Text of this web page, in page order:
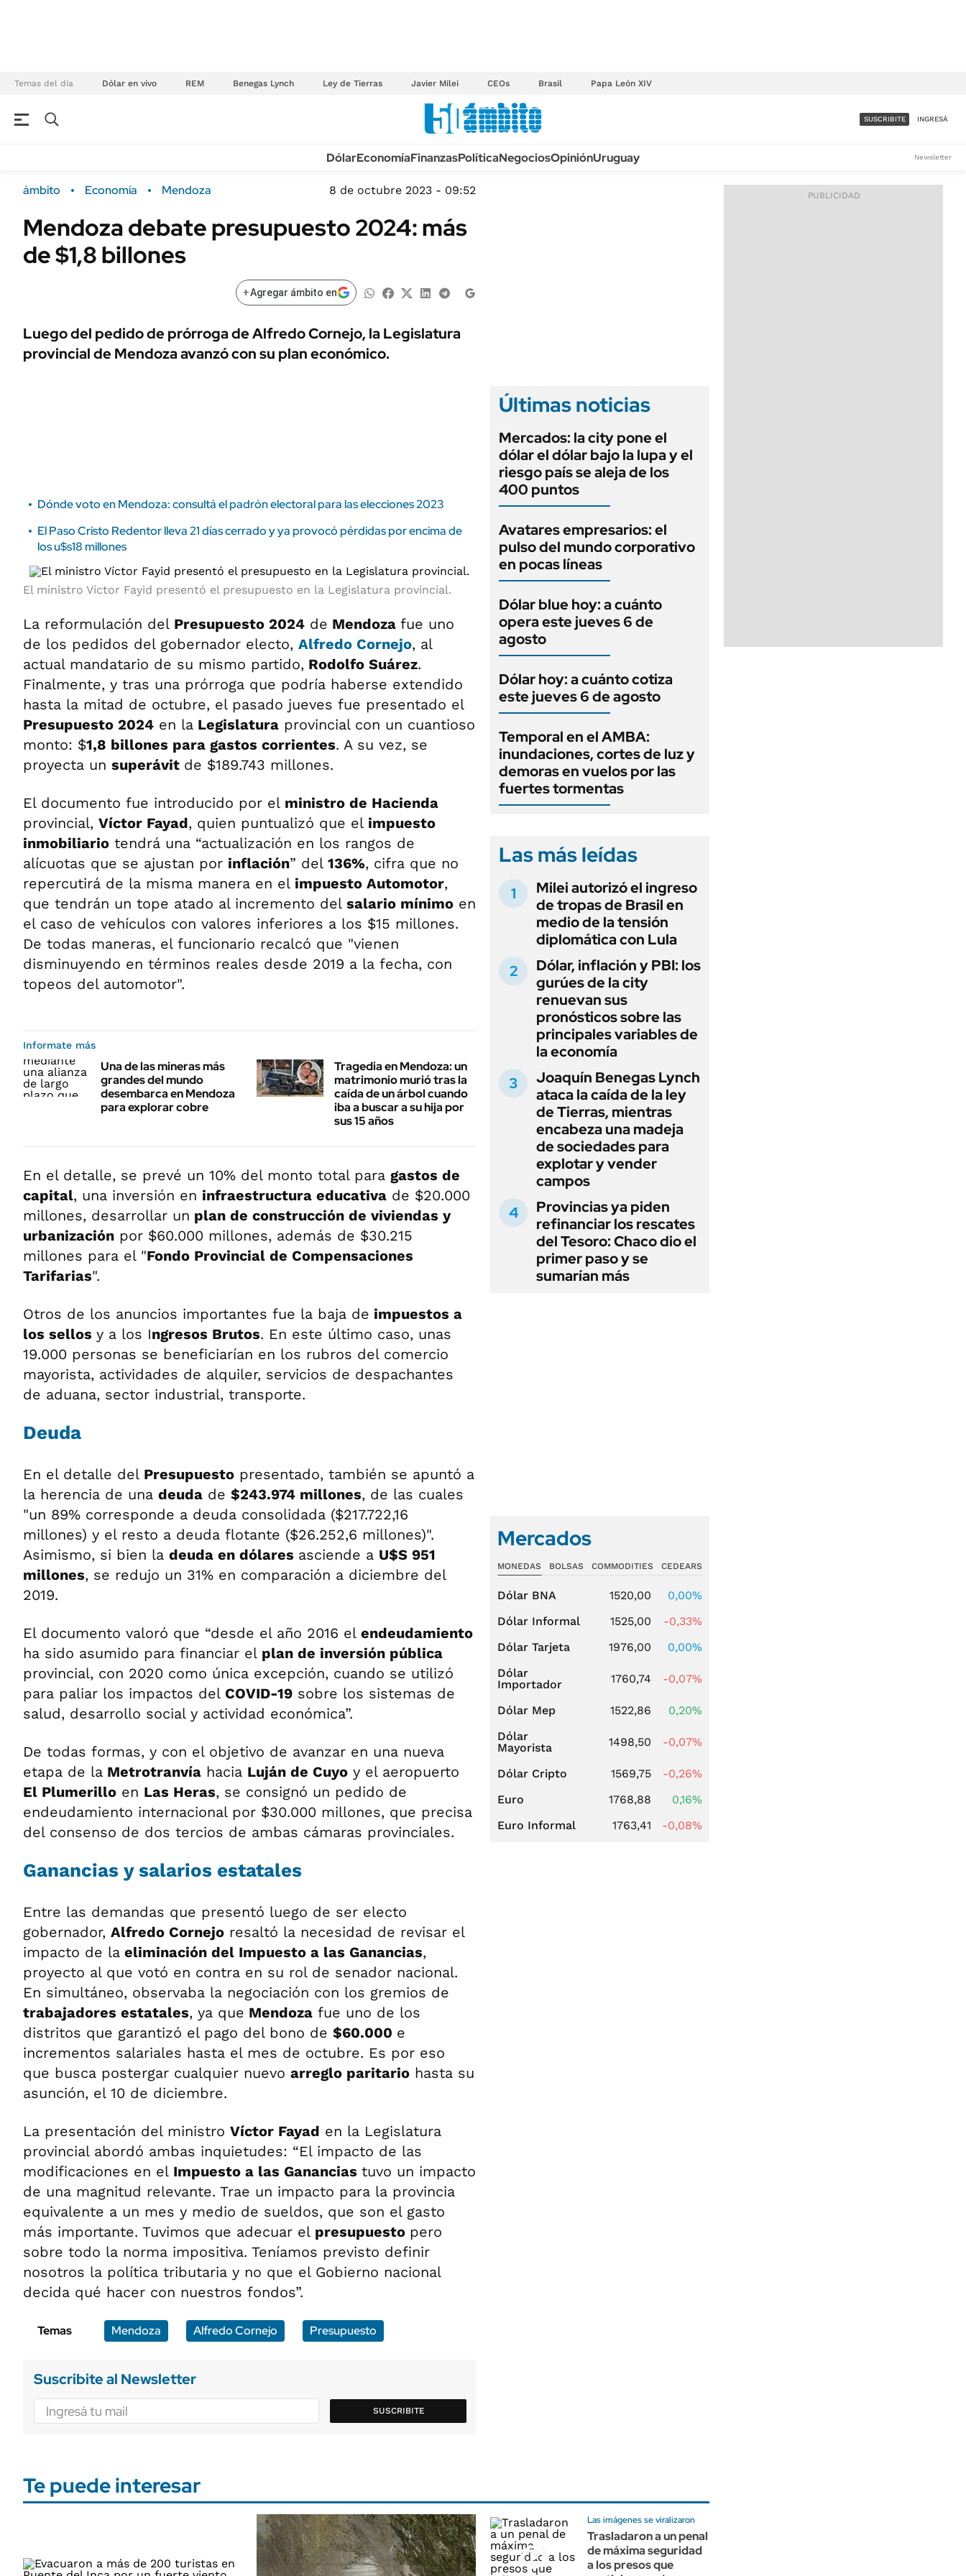
Temas del día Dólar en vivo REM Benegas Lynch Ley de Tierras Javier Milei CEOs Brasil Papa León XIV
Campo
FINANZAS
ÁMBITO DEBATE
MEDIAKIT AMBITO DEBATE
Sustentabilidad
POLÍTICA
Municipios
TECNOLOGÍA
MÉXICO
MUNDO
LIFESTYLE
AUTOS
ACCESO FULL - $1.800/MES
SUSCRIBITE INGRESÁ
DólarEconomíaFinanzasPolíticaNegociosOpiniónUruguay Newsletter
ámbito Economía Mendoza 8 de octubre 2023 - 09:52
Mendoza debate presupuesto 2024: más
de $1,8 billones
+Agregar ámbito en
Luego del pedido de prórroga de Alfredo Cornejo, la Legislatura
provincial de Mendoza avanzó con su plan económico.
Dónde voto en Mendoza: consultá el padrón electoral para las elecciones 2023
El Paso Cristo Redentor lleva 21 días cerrado y ya provocó pérdidas por encima de
los u$s18 millones
El ministro Víctor Fayid presentó el presupuesto en la Legislatura provincial.
La reformulación del Presupuesto 2024 de Mendoza fue uno
de los pedidos del gobernador electo, Alfredo Cornejo, al
actual mandatario de su mismo partido, Rodolfo Suárez.
Finalmente, y tras una prórroga que podría haberse extendido
hasta la mitad de octubre, el pasado jueves fue presentado el
Presupuesto 2024 en la Legislatura provincial con un cuantioso
monto: $1,8 billones para gastos corrientes. A su vez, se
proyecta un superávit de $189.743 millones.
El documento fue introducido por el ministro de Hacienda
provincial, Víctor Fayad, quien puntualizó que el impuesto
inmobiliario tendrá una “actualización en los rangos de
alícuotas que se ajustan por inflación” del 136%, cifra que no
repercutirá de la misma manera en el impuesto Automotor,
que tendrán un tope atado al incremento del salario mínimo en
el caso de vehículos con valores inferiores a los $15 millones.
De todas maneras, el funcionario recalcó que "vienen
disminuyendo en términos reales desde 2019 a la fecha, con
topeos del automotor".
Informate más
Una de las mineras más
grandes del mundo
desembarca en Mendoza
para explorar cobre
Tragedia en Mendoza: un
matrimonio murió tras la
caída de un árbol cuando
iba a buscar a su hija por
sus 15 años
En el detalle, se prevé un 10% del monto total para gastos de
capital, una inversión en infraestructura educativa de $20.000
millones, desarrollar un plan de construcción de viviendas y
urbanización por $60.000 millones, además de $30.215
millones para el "Fondo Provincial de Compensaciones
Tarifarias".
Otros de los anuncios importantes fue la baja de impuestos a
los sellos y a los Ingresos Brutos. En este último caso, unas
19.000 personas se beneficiarían en los rubros del comercio
mayorista, actividades de alquiler, servicios de despachantes
de aduana, sector industrial, transporte.
Deuda
En el detalle del Presupuesto presentado, también se apuntó a
la herencia de una deuda de $243.974 millones, de las cuales
"un 89% corresponde a deuda consolidada ($217.722,16
millones) y el resto a deuda flotante ($26.252,6 millones)".
Asimismo, si bien la deuda en dólares asciende a U$S 951
millones, se redujo un 31% en comparación a diciembre del
2019.
El documento valoró que “desde el año 2016 el endeudamiento
ha sido asumido para financiar el plan de inversión pública
provincial, con 2020 como única excepción, cuando se utilizó
para paliar los impactos del COVID-19 sobre los sistemas de
salud, desarrollo social y actividad económica”.
De todas formas, y con el objetivo de avanzar en una nueva
etapa de la Metrotranvía hacia Luján de Cuyo y el aeropuerto
El Plumerillo en Las Heras, se consignó un pedido de
endeudamiento internacional por $30.000 millones, que precisa
del consenso de dos tercios de ambas cámaras provinciales.
Ganancias y salarios estatales
Entre las demandas que presentó luego de ser electo
gobernador, Alfredo Cornejo resaltó la necesidad de revisar el
impacto de la eliminación del Impuesto a las Ganancias,
proyecto al que votó en contra en su rol de senador nacional.
En simultáneo, observaba la negociación con los gremios de
trabajadores estatales, ya que Mendoza fue uno de los
distritos que garantizó el pago del bono de $60.000 e
incrementos salariales hasta el mes de octubre. Es por eso
que busca postergar cualquier nuevo arreglo paritario hasta su
asunción, el 10 de diciembre.
La presentación del ministro Víctor Fayad en la Legislatura
provincial abordó ambas inquietudes: “El impacto de las
modificaciones en el Impuesto a las Ganancias tuvo un impacto
de una magnitud relevante. Trae un impacto para la provincia
equivalente a un mes y medio de sueldos, que son el gasto
más importante. Tuvimos que adecuar el presupuesto pero
sobre todo la norma impositiva. Teníamos previsto definir
nosotros la política tributaria y no que el Gobierno nacional
decida qué hacer con nuestros fondos”.
Temas Mendoza Alfredo Cornejo Presupuesto
Suscribite al Newsletter
SUSCRIBITE
Últimas noticias
Mercados: la city pone el
dólar el dólar bajo la lupa y el
riesgo país se aleja de los
400 puntos
Avatares empresarios: el
pulso del mundo corporativo
en pocas líneas
Dólar blue hoy: a cuánto
opera este jueves 6 de
agosto
Dólar hoy: a cuánto cotiza
este jueves 6 de agosto
Temporal en el AMBA:
inundaciones, cortes de luz y
demoras en vuelos por las
fuertes tormentas
Las más leídas
Milei autorizó el ingreso
de tropas de Brasil en
medio de la tensión
diplomática con Lula
Dólar, inflación y PBI: los
gurúes de la city
renuevan sus
pronósticos sobre las
principales variables de
la economía
Joaquín Benegas Lynch
ataca la caída de la ley
de Tierras, mientras
encabeza una madeja
de sociedades para
explotar y vender
campos
Provincias ya piden
refinanciar los rescates
del Tesoro: Chaco dio el
primer paso y se
sumarían más
Mercados
MONEDAS BOLSAS COMMODITIES CEDEARS
Dólar BNA 1520,00
0,00%
Dólar Informal
1525,00
-0,33%
Dólar Tarjeta
1976,00
0,00%
Dólar
Importador
1760,74 -0,07%
Dólar Mep 1522,86
0,20%
Dólar
Mayorista
1498,50 -0,07%
Dólar Cripto 1569,75
-0,26%
Euro
1768,88
0,16%
Euro Informal
1763,41 -0,08%
Te puede interesar
Las imágenes se viralizaron
Trasladaron a un penal
de máxima seguridad
a los presos que